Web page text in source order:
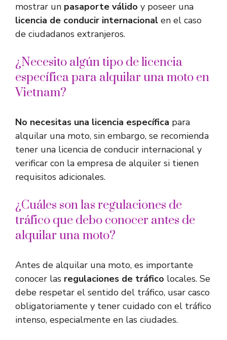
mostrar un pasaporte válido y poseer una
licencia de conducir internacional en el caso
de ciudadanos extranjeros.
¿Necesito algún tipo de licencia
específica para alquilar una moto en
Vietnam?
No necesitas una licencia específica para
alquilar una moto, sin embargo, se recomienda
tener una licencia de conducir internacional y
verificar con la empresa de alquiler si tienen
requisitos adicionales.
¿Cuáles son las regulaciones de
tráfico que debo conocer antes de
alquilar una moto?
Antes de alquilar una moto, es importante
conocer las regulaciones de tráfico locales. Se
debe respetar el sentido del tráfico, usar casco
obligatoriamente y tener cuidado con el tráfico
intenso, especialmente en las ciudades.